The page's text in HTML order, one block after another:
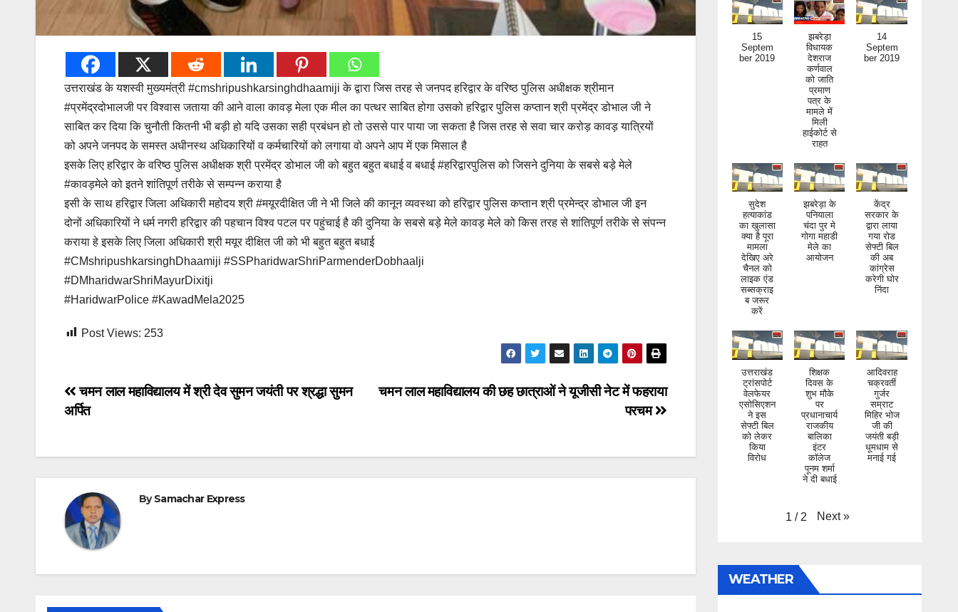
उत्तराखंड के यशस्वी मुख्यमंत्री #cmshripushkarsinghdhaamiji के द्वारा जिस तरह से जनपद हरिद्वार के वरिष्ठ पुलिस अधीक्षक श्रीमान
#प्रमेंद्रदोभालजी पर विश्वास जताया की आने वाला कावड़ मेला एक मील का पत्थर साबित होगा उसको हरिद्वार पुलिस कप्तान श्री प्रमेंद्र डोभाल जी ने
साबित कर दिया कि चुनौती कितनी भी बड़ी हो यदि उसका सही प्रबंधन हो तो उससे पार पाया जा सकता है जिस तरह से सवा चार करोड़ कावड़ यात्रियों
को अपने जनपद के समस्त अधीनस्थ अधिकारियों व कर्मचारियों को लगाया वो अपने आप में एक मिसाल है
इसके लिए हरिद्वार के वरिष्ठ पुलिस अधीक्षक श्री प्रमेंद्र डोभाल जी को बहुत बहुत बधाई व बधाई #हरिद्वारपुलिस को जिसने दुनिया के सबसे बड़े मेले
#कावड़मेले को इतने शांतिपूर्ण तरीके से सम्पन्न कराया है
इसी के साथ हरिद्वार जिला अधिकारी महोदय श्री #मयूरदीक्षित जी ने भी जिले की कानून व्यवस्था को हरिद्वार पुलिस कप्तान श्री प्रमेन्द्र डोभाल जी इन
दोनों अधिकारियों ने धर्म नगरी हरिद्वार की पहचान विश्व पटल पर पहुंचाई है की दुनिया के सबसे बड़े मेले कावड़ मेले को किस तरह से शांतिपूर्ण तरीके से संपन्न
कराया हे इसके लिए जिला अधिकारी श्री मयूर दीक्षित जी को भी बहुत बहुत बधाई
#CMshripushkarsinghDhaamiji #SSPharidwarShriParmenderDobhaalji
#DMharidwarShriMayurDixitji
#HaridwarPolice #KawadMela2025
Post Views: 253
Post
चमन लाल महाविद्यालय की छह छात्राओं ने यूजीसी नेट में फहराया
परचम
चमन लाल महाविद्यालय में श्री देव सुमन जयंती पर श्रद्धा सुमन
अर्पित
BySamachar Express
15
Septem
ber 2019
झबरेड़ा
विधायक
देशराज
कर्णवाल
को जाति
प्रमाण
पत्र के
मामले में
मिली
हाईकोर्ट से
राहत
14
Septem
ber 2019
सुदेश
हत्याकांड
का खुलासा
क्या है पूरा
मामला
देखिए अरे
चैनल को
लाइक एंड
सब्सक्राइ
ब जरूर
करें
झबरेड़ा के
पनियाला
चंदा पुर मे
गोगा महाडी
मेले का
आयोजन
केंद्र
सरकार के
द्वारा लाया
गया रोड
सेफ्टी बिल
की अब
कांग्रेस
करेगी घोर
निंदा
उत्तराखंड
ट्रांसपोर्ट
वेलफेयर
एसोसिएशन
ने इस
सेफ्टी बिल
को लेकर
किया
विरोध
शिक्षक
दिवस के
शुभ मौके
पर
प्रधानाचार्य
राजकीय
बालिका
इंटर
कॉलेज
पूनम शर्मा
ने दी बधाई
आदिवराह
चक्रवर्ती
गुर्जर
सम्राट
मिहिर भोज
जी की
जयंती बड़ी
धूमधाम से
मनाई गई
WEATHER